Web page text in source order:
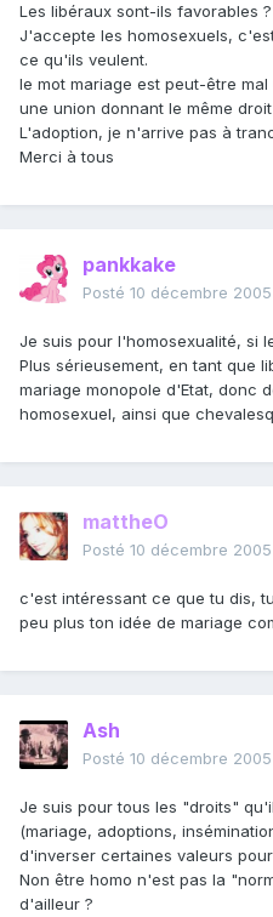
Les libéraux sont-ils favorables ?
J'accepte les homosexuels,
ce qu'ils veulent.
le mot mariage est peut-être
une union donnant le même
L'adoption, je n'arrive pas à
Merci à tous
pankkake
Posté 10 décembre 2005
Je suis pour l'homosexualité, si
Plus sérieusement, en tant que
mariage monopole d'Etat, donc
homosexuel, ainsi que
mattheO
Posté 10 décembre 2005
c'est intéressant ce que tu dis,
peu plus ton idée de mariage
Ash
Posté 10 décembre 2005
Je suis pour tous les "droits"
(mariage, adoptions,
d'inverser certaines valeurs
Non être homo n'est pas la
d'ailleur ?